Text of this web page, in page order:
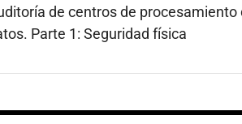
de centros de procesamiento
Parte 1: Seguridad física